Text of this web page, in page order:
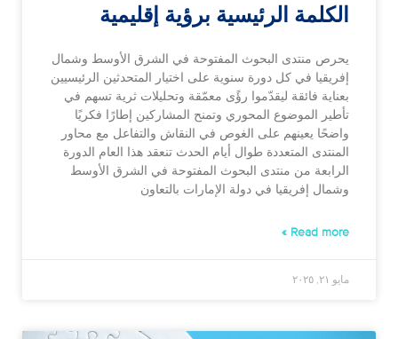
الكلمة الرئيسية برؤية إقليمية
يحرص منتدى البحوث المفتوحة في الشرق الأوسط وشمال
إفريقيا في كل دورة سنوية على اختيار المتحدثين الرئيسيين
بعناية فائقة ليقدّموا رؤًى معمّقة وتحليلات ثرية تسهم في
تأطير الموضوع المحوري وتمنح المشاركين إطارًا فكريًا
واضحًا يعينهم على الغوص في النقاش والتفاعل مع محاور
المنتدى المتعددة طوال أيام الحدث تنعقد هذا العام الدورة
الرابعة من منتدى البحوث المفتوحة في الشرق الأوسط
وشمال إفريقيا في دولة الإمارات بالتعاون
Read more »
مايو ٢١, ٢٠٢٥